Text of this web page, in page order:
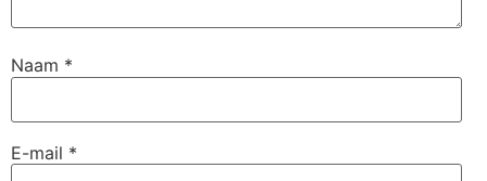
Naam *
E-mail *